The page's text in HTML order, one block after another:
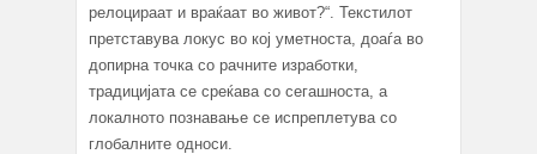
релоцираат и враќаат во живот?“. Текстилот
претставува локус во кој уметноста, доаѓа во
допирна точка со рачните изработки,
традицијата се среќава со сегашноста, а
локалното познавање се испреплетува со
глобалните односи.